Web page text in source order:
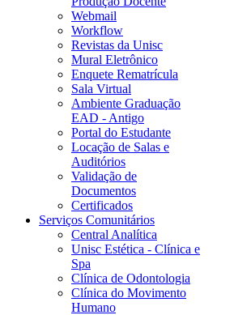
Webmail
Workflow
Revistas da Unisc
Mural Eletrônico
Enquete Rematrícula
Sala Virtual
Ambiente Graduação
EAD - Antigo
Portal do Estudante
Locação de Salas e
Auditórios
Validação de
Documentos
Certificados
Serviços Comunitários
Central Analítica
Unisc Estética - Clínica e
Spa
Clínica de Odontologia
Clínica do Movimento
Humano